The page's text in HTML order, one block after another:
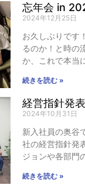
忘年会 in
2024年12月25日
お久しぶりです
るのか！と時の
か、これで本当
続きを読む »
経営指針発
2024年10月31日
新入社員の奥谷
社の経営指針発
ジョンや各部門
続きを読む »